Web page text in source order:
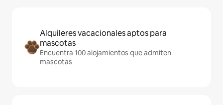
Alquileres vacacionales aptos para
mascotas
Encuentra 100 alojamientos que admiten
mascotas